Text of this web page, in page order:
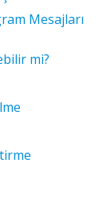
Mesajları
mi?